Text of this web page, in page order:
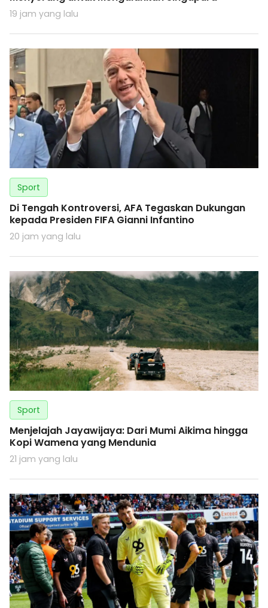
19 jam yang lalu
Sport
Di Tengah Kontroversi, AFA Tegaskan Dukungan
kepada Presiden FIFA Gianni Infantino
20 jam yang lalu
Sport
Menjelajah Jayawijaya: Dari Mumi Aikima hingga
Kopi Wamena yang Mendunia
21 jam yang lalu